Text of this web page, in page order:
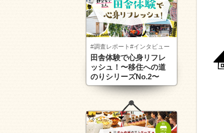
#調査レポート #インタビュー
田舎体験で心身リフレ
ッシュ！〜移住への道
のりシリーズNo.2〜